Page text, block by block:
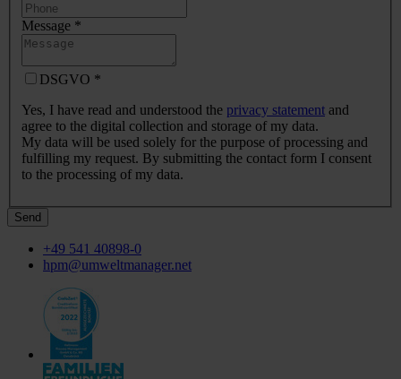
Message *
DSGVO *
Yes, I have read and understood the privacy statement and
agree to the digital collection and storage of my data.
My data will be used solely for the purpose of processing and
fulfilling my request. By submitting the contact form I consent
to the processing of my data.
Send
+49 541 40898-0
hpm@umweltmanager.net